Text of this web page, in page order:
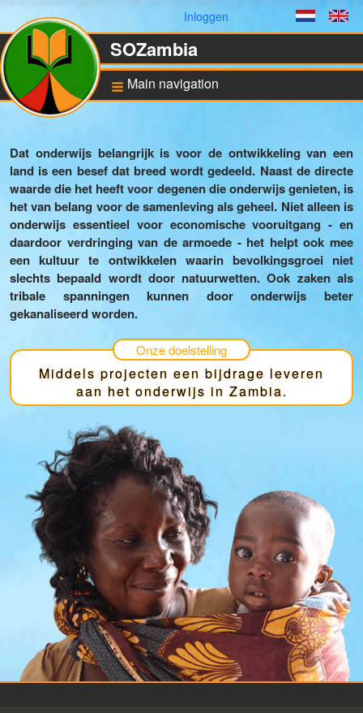
Dutch
Gebruikersmenu
Inloggen
SOZambia
Main navigation
De situatie in Zambia
Educatie en sociale
ontwikkeling
Bankrekening en ANBI
status
Pilot for Vocational
Training
Computers in Technical
Project UNZA Electrical
Engineering
Project GiVEN
Dat onderwijs belangrijk is voor de ontwikkeling van een
land is een besef dat breed wordt gedeeld. Naast de directe
waarde die het heeft voor degenen die onderwijs genieten, is
het van belang voor de samenleving als geheel. Niet alleen is
onderwijs essentieel voor economische vooruitgang - en
daardoor verdringing van de armoede - het helpt ook mee
een kultuur te ontwikkelen waarin bevolkingsgroei niet
slechts bepaald wordt door natuurwetten. Ook zaken als
tribale spanningen kunnen door onderwijs beter
gekanaliseerd worden.
Onze doelstelling
Middels projecten een bijdrage leveren
aan het onderwijs in Zambia.